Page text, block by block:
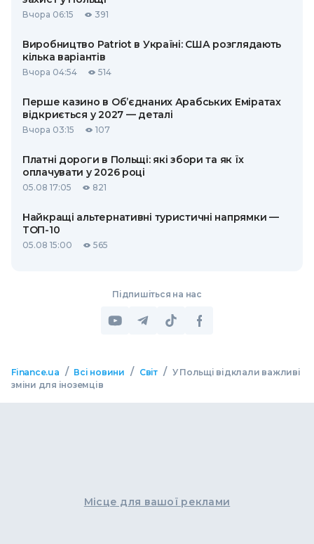
Вчора 06:15 391
Виробництво Patriot в Україні: США розглядають
кілька варіантів
Вчора 04:54 514
Перше казино в Об’єднаних Арабських Еміратах
відкриється у 2027 — деталі
Вчора 03:15 107
Платні дороги в Польщі: які збори та як їх
оплачувати у 2026 році
05.08 17:05 821
Найкращі альтернативні туристичні напрямки —
ТОП-10
05.08 15:00 565
Підпишіться на нас
Finance.ua / Всі новини / Світ / У Польщі відклали важливі
зміни для іноземців
Місце для вашої реклами